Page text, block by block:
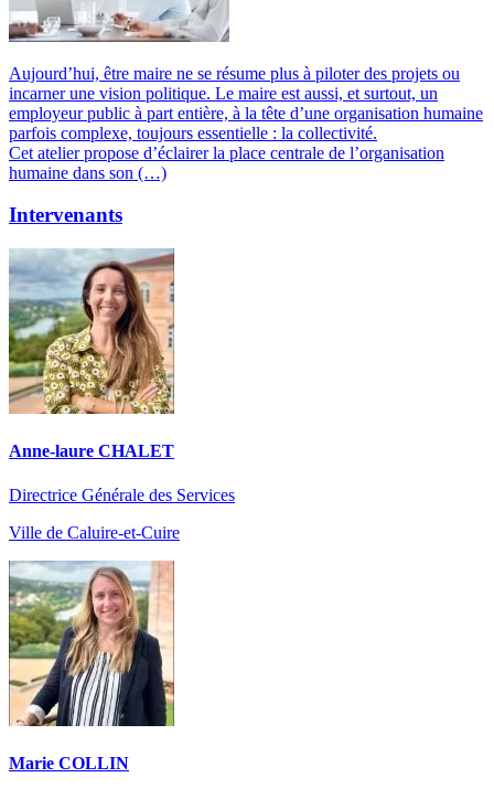
Aujourd’hui, être maire ne se résume plus à piloter des projets ou
incarner une vision politique. Le maire est aussi, et surtout, un
employeur public à part entière, à la tête d’une organisation humaine
parfois complexe, toujours essentielle : la collectivité.
Cet atelier propose d’éclairer la place centrale de l’organisation
humaine dans son (…)
Intervenants
Anne-laure CHALET
Directrice Générale des Services
Ville de Caluire-et-Cuire
Marie COLLIN